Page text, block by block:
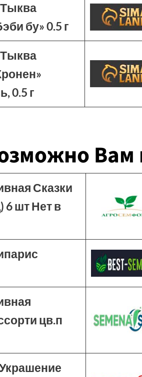
бу» 0.5 г
0.5 г
Вам
Сказки
шт Нет в
цв.п